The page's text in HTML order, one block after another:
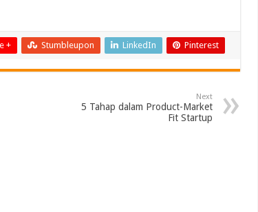
+ Stumbleupon LinkedIn Pinterest
Next
5 Tahap dalam Product-Market
Fit Startup